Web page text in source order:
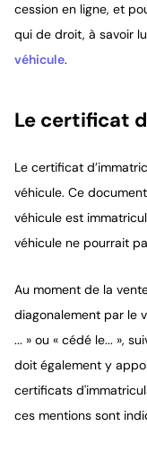
cession en ligne, et
qui de droit, à savoir
véhicule.
Le certificat
Le certificat
véhicule. Ce
véhicule est
véhicule ne pourrait
Au moment de la
diagonalement par le
... » ou « cédé le... »,
doit également y
certificats
ces mentions sont